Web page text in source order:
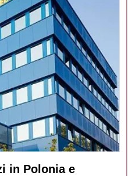
in Polonia e